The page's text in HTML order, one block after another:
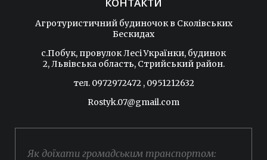
Агротуристичний будиночок в Сколівських
Бескидах
c.Побук, провулок Лесі Українки, будинок
2, Львівська область, Стрийський район.
тел. 0972972472 , 0951212632
Rostyk.07@gmail.com
Як доїхати громадським транспортом: